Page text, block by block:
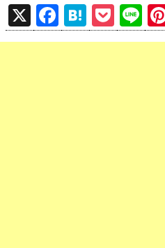
X
F
a
H
at
P
o
Li
n